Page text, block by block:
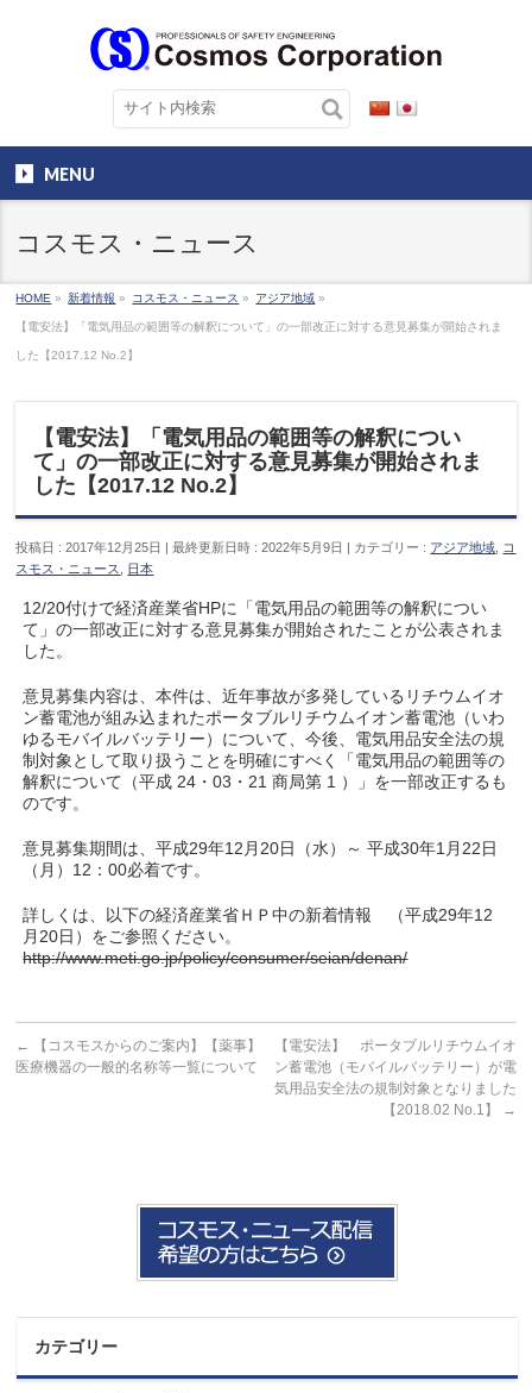
MENU
コスモス・ニュース
HOME » 新着情報 » コスモス・ニュース » アジア地域 »
【電安法】「電気用品の範囲等の解釈について」の一部改正に対する意見募集が開始されま
した【2017.12 No.2】
【電安法】「電気用品の範囲等の解釈につい
て」の一部改正に対する意見募集が開始されま
した【2017.12 No.2】
投稿日 : 2017年12月25日 最終更新日時 : 2022年5月9日 カテゴリー : アジア地域
コ
スモス・ニュース
日本
12/20付けで経済産業省HPに「電気用品の範囲等の解釈につい
て」の一部改正に対する意見募集が開始されたことが公表されま
した。
意見募集内容は、本件は、近年事故が多発しているリチウムイオ
ン蓄電池が組み込まれたポータブルリチウムイオン蓄電池（いわ
ゆるモバイルバッテリー）について、今後、電気用品安全法の規
制対象として取り扱うことを明確にすべく「電気用品の範囲等の
解釈について（平成 24・03・21 商局第 1 ）」を一部改正するも
のです。
意見募集期間は、平成29年12月20日（水）～ 平成30年1月22日
（月）12：00必着です。
詳しくは、以下の経済産業省ＨＰ中の新着情報 （平成29年12
月20日）をご参照ください。
http://www.meti.go.jp/policy/consumer/seian/denan/
←
【コスモスからのご案内】【薬事】
医療機器の一般的名称等一覧について
【電安法】 ポータブルリチウムイオ
ン蓄電池（モバイルバッテリー）が電
気用品安全法の規制対象となりました
【2018.02 No.1】
→
カテゴリー